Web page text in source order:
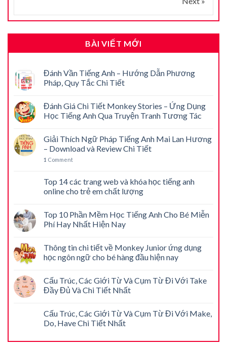
BÀI VIẾT MỚI
Đánh Vần Tiếng Anh – Hướng Dẫn Phương
Pháp, Quy Tắc Chi Tiết
Đánh Giá Chi Tiết Monkey Stories – Ứng Dụng
Học Tiếng Anh Qua Truyện Tranh Tương Tác
Giải Thích Ngữ Pháp Tiếng Anh Mai Lan Hương
– Download và Review Chi Tiết
1 Comment
Top 14 các trang web và khóa học tiếng anh
online cho trẻ em chất lượng
Top 10 Phần Mềm Học Tiếng Anh Cho Bé Miễn
Phí Hay Nhất Hiện Nay
Thông tin chi tiết về Monkey Junior ứng dụng
học ngôn ngữ cho bé hàng đầu hiện nay
Cấu Trúc, Các Giới Từ Và Cụm Từ Đi Với Take
Đầy Đủ Và Chi Tiết Nhất
Cấu Trúc, Các Giới Từ Và Cụm Từ Đi Với Make,
Do, Have Chi Tiết Nhất